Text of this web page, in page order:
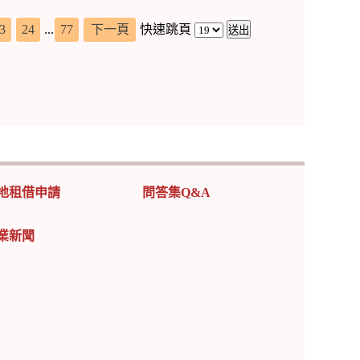
24 ... 77 下一頁 快速跳頁
租借申請
新聞
問答集Q&A